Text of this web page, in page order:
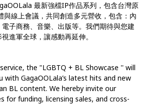
最新強檔IP作品系列，包含台灣原
線上會議，共同創造多元營收，包含：內
子商務、音樂、出版等。我們期待與您建
進軍全球，讓感動再延伸。
the "LGBTQ + BL Showcase '' will
GagaOOLala’s latest hits and new
BL content. We hereby invite our
funding, licensing sales, and cross-